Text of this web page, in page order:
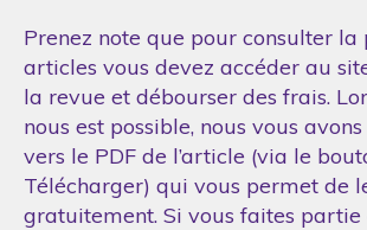
Prenez note que pour consulter
articles vous devez accéder au
la revue et débourser des frais.
nous est possible, nous vous
vers le PDF de l’article (via le
Télécharger) qui vous permet de
gratuitement. Si vous faites partie